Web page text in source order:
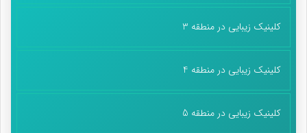
کلینیک زیبایی در منطقه 3
کلینیک زیبایی در منطقه 4
کلینیک زیبایی در منطقه 5